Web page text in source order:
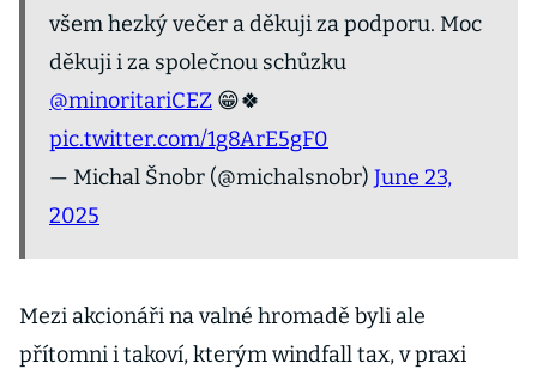
všem hezký večer a děkuji za podporu. Moc
děkuji i za společnou schůzku
@minoritariCEZ ⁩ 😁🍀
pic.twitter.com/1g8ArE5gF0
— Michal Šnobr (@michalsnobr) June 23,
2025
Mezi akcionáři na valné hromadě byli ale
přítomni i takoví, kterým windfall tax, v praxi